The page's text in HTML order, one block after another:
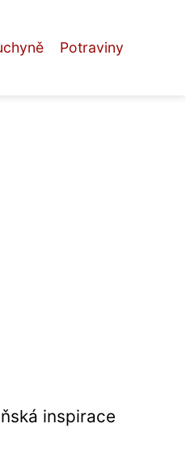
Potraviny
inspirace